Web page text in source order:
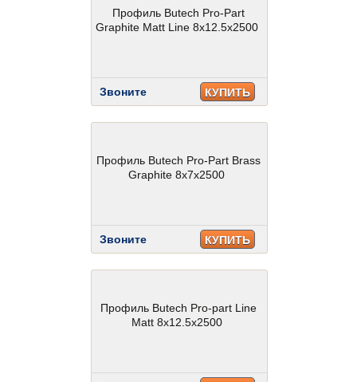
Профиль Butech Pro-Part
Graphite Matt Line 8x12.5x2500
Звоните КУПИТЬ
Профиль Butech Pro-Part Brass
Graphite 8x7x2500
Звоните КУПИТЬ
Профиль Butech Pro-part Line
Matt 8x12.5x2500